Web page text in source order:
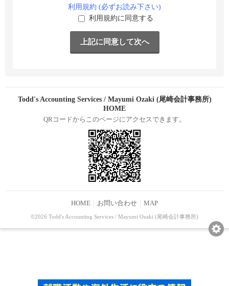
利用規約 (必ずお読み下さい)
利用規約に同意する
Todd's Accounting Services / Mayumi Ozaki (尾崎会計事務所)
HOME
QRコードからこのページにアクセスできます。
HOME お問い合わせ MAP
©2026 Todd's Accounting Services / Mayumi Ozaki (尾崎会計事務所)